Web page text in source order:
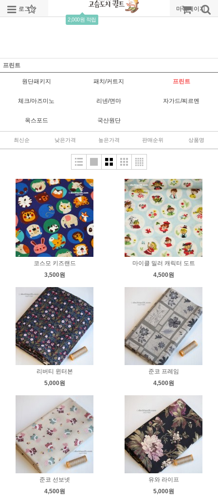
로그인 회원가입
2,000원 적립
주문조회 마이페이지
프린트
원단패키지 패치/커트지 프린트
체크/아즈미노 리넨/면마 자가드/찌르멘
옥스포드 국산원단
최신순 낮은가격 높은가격 판매순위 상품명
코스모 키즈랜드
3,500원
마이클 밀러 캐릭터 도트
4,500원
리버티 윈터본
5,000원
준코 프레임
4,500원
준코 선보넷
4,500원
유와 라이프
5,000원